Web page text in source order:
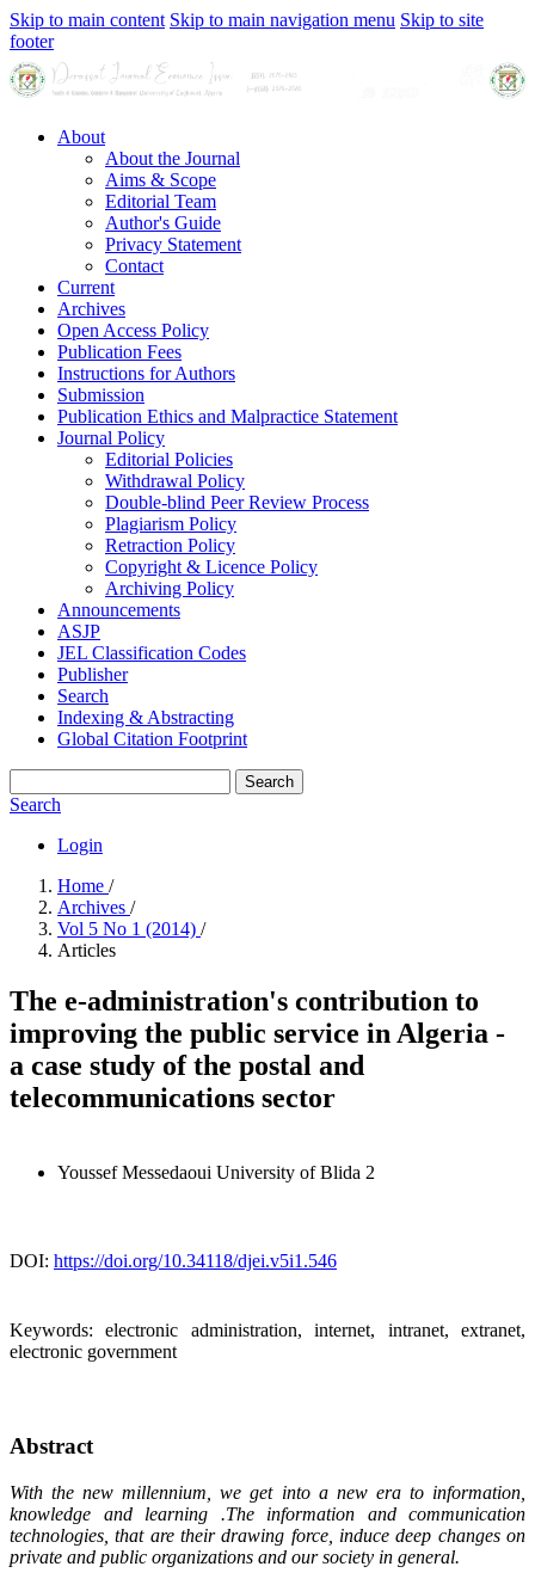
Skip to main content Skip to main navigation menu Skip to site
footer
About
About the Journal
Aims & Scope
Editorial Team
Author's Guide
Privacy Statement
Contact
Current
Archives
Open Access Policy
Publication Fees
Instructions for Authors
Submission
Publication Ethics and Malpractice Statement
Journal Policy
Editorial Policies
Withdrawal Policy
Double-blind Peer Review Process
Plagiarism Policy
Retraction Policy
Copyright & Licence Policy
Archiving Policy
Announcements
ASJP
JEL Classification Codes
Publisher
Search
Indexing & Abstracting
Global Citation Footprint
Search
Search
Login
Home /
Archives /
Vol 5 No 1 (2014) /
Articles
The e-administration's contribution to
improving the public service in Algeria -
a case study of the postal and
telecommunications sector
Youssef Messedaoui University of Blida 2
DOI: https://doi.org/10.34118/djei.v5i1.546
Keywords:electronic administration, internet, intranet, extranet,
electronic government
Abstract
With the new millennium, we get into a new era to information,
knowledge and learning .The information and communication
technologies, that are their drawing force, induce deep changes on
private and public organizations and our society in general.